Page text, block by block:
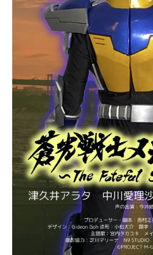
思いを馳せながら「偶然の出会…